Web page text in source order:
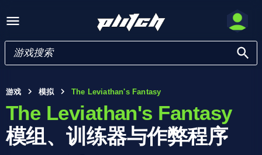
游戏 模拟 The Leviathan's Fantasy
The Leviathan's Fantasy
模组、训练器与作弊程序